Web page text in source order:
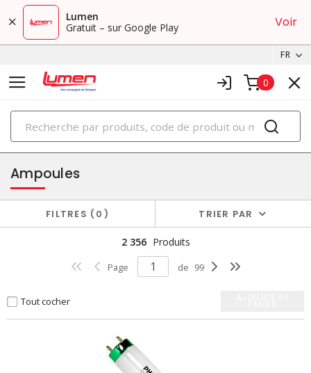
Lumen
Gratuit – sur Google Play
Voir
FR
0
PRODUITS
éclairage
Ampoules
FILTRES 0 TRIER PAR
2 356 Produits
Page de 99
Tout cocher